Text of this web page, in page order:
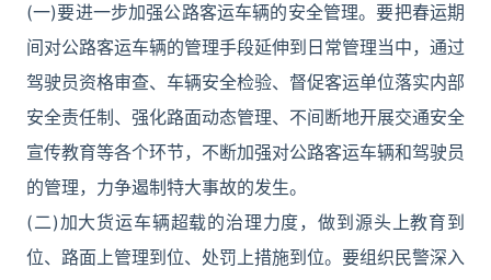
(一)要进一步加强公路客运车辆的安全管理。要把春运期
间对公路客运车辆的管理手段延伸到日常管理当中，通过
驾驶员资格审查、车辆安全检验、督促客运单位落实内部
安全责任制、强化路面动态管理、不间断地开展交通安全
宣传教育等各个环节，不断加强对公路客运车辆和驾驶员
的管理，力争遏制特大事故的发生。
(二)加大货运车辆超载的治理力度，做到源头上教育到
位、路面上管理到位、处罚上措施到位。要组织民警深入